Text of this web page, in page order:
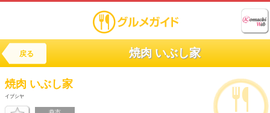
戻る 焼肉 いぶし家
焼肉 いぶし家
イブシヤ